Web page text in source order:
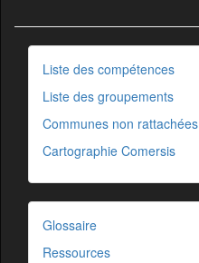
Liste des compétences
Liste des groupements
Communes non rattachées
Cartographie Comersis
Glossaire
Ressources